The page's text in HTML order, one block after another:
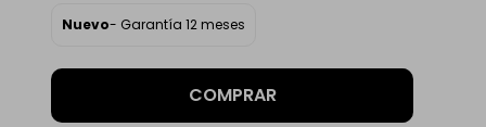
Nuevo- Garantía 12 meses
COMPRAR